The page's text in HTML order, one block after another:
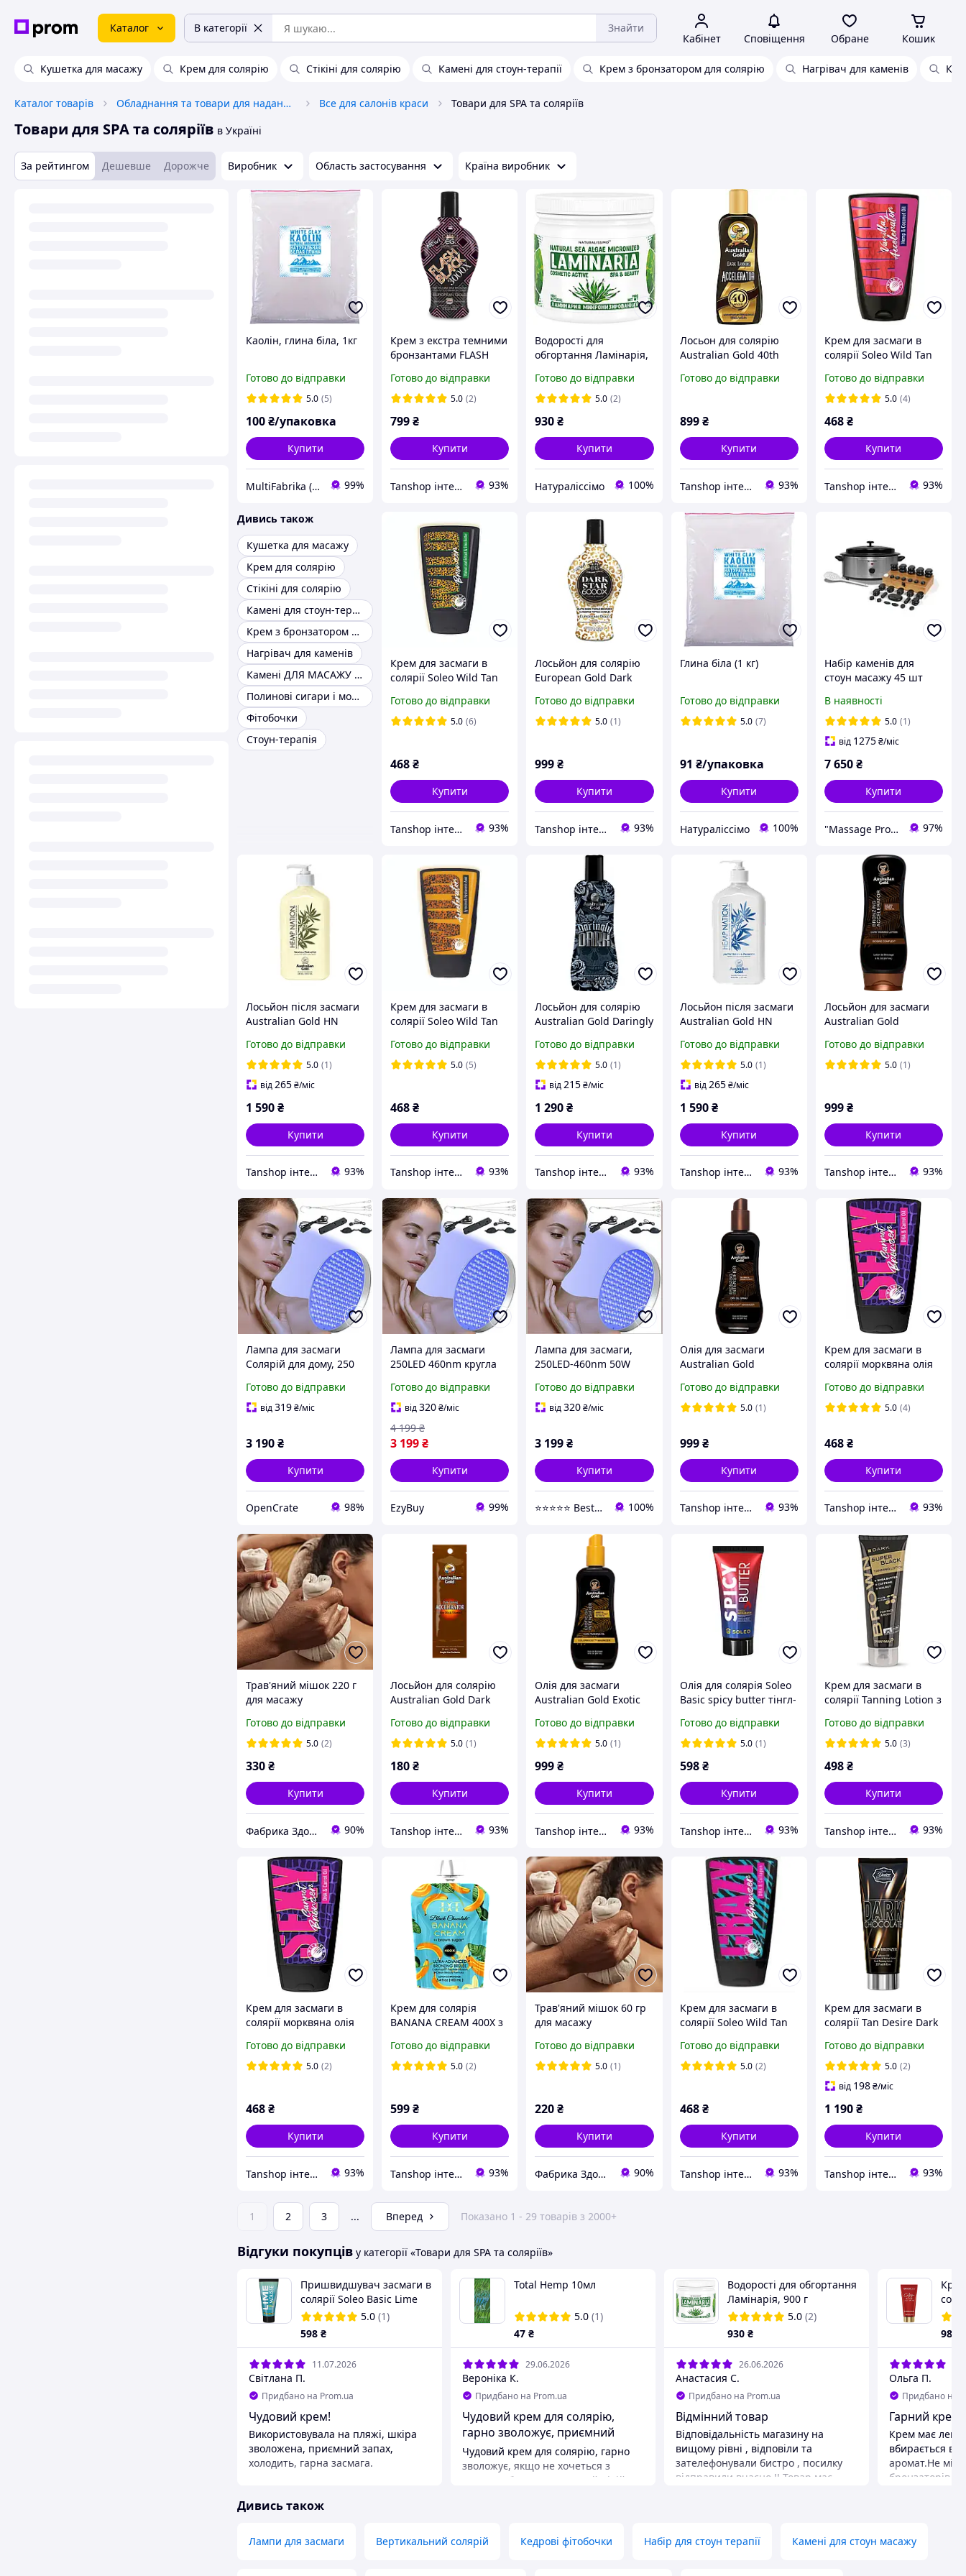
Каталог В категорії Знайти
Кабінет Сповіщення Обране Кошик
Кушетка для масажу Крем для солярію Стікіні для солярію Камені для стоун-терапії Крем з бронзатором для солярію Нагрівач для каменів
Каталог товарів Обладнання та товари для надання послуг Все для салонів краси Товари для SPA та соляріїв
Товари для SPA та соляріїв в Україні
За рейтингом Дешевше Дорожче Виробник Область застосування Країна виробник
Каолін, глина біла, 1кг
Готово до відправки
5.0 (5)
100₴/упаковка
Купити
MultiFabrika (Мультифабрика) 99%
Крем з екстра темними
бронзантами FLASH
темного шоколадного
відтінку, миттєвий
Готово до відправки
5.0 (2)
799₴
Купити
Tanshop інтернет-магазин косметика для солярію, для автозасмаги 93%
Водорості для
обгортання Ламінарія,
Готово до відправки
5.0 (2)
930₴
Купити
Натураліссімо 100%
Лосьон для солярію
Australian Gold 40th
Tanning Accelerator
Готово до відправки
899 ₴
Купити
Tanshop інтернет-магазин косметика для солярію, для автозасмаги 93%
Крем для засмаги в
солярії Soleo Wild Tan
Accelerator 125 мл
Готово до відправки
5.0 (4)
468₴
Купити
Tanshop інтернет-магазин косметика для солярію, для автозасмаги 93%
Дивись також
Кушетка для масажу
Крем для солярію
Стікіні для солярію
Камені для стоун-терапії
Крем з бронзатором для солярію
Нагрівач для каменів
Камені ДЛЯ МАСАЖУ базальтові
Полинові сигари і мокса
Фітобочки
Стоун-терапія
Крем для засмаги в
солярії Soleo Wild Tan
бронзаторами DHA
Готово до відправки
5.0 (6)
468₴
Купити
Tanshop інтернет-магазин косметика для солярію, для автозасмаги 93%
Лосьйон для солярію
European Gold Dark
бронзовою формулою
для глибокої та
Готово до відправки
5.0 (1)
999₴
Купити
Tanshop інтернет-магазин косметика для солярію, для автозасмаги 93%
Глина біла (1 кг)
Готово до відправки
5.0 (7)
91 ₴/упаковка
Купити
Натураліссімо 100%
Набір каменів для
стоун масажу 45 шт
Базальтові масажні
камені з нагрівачем
В наявності
5.0 (1)
від 1275₴/міс
7 650₴
Купити
"Massage Pro": Товари для масажу, краси та здоров'я! 97%
Лосьйон після засмаги
Australian Gold HN
Extender
Готово до відправки
5.0 (1)
від 265₴/міс
1 590₴
Купити
Tanshop інтернет-магазин косметика для солярію, для автозасмаги 93%
Крем для засмаги в
солярії Soleo Wild Tan
ціни
Готово до відправки
5.0 (5)
468₴
Купити
Tanshop інтернет-магазин косметика для солярію, для автозасмаги 93%
Лосьйон для солярію
Australian Gold Daringly
Готово до відправки
5.0 (1)
від215₴/міс
1 290₴
Купити
Tanshop інтернет-магазин косметика для солярію, для автозасмаги 93%
Лосьйон після засмаги
Australian Gold HN
Tan Extender
Готово до відправки
5.0 (1)
від 265 ₴/міс
1 590 ₴
Купити
Tanshop інтернет-магазин косметика для солярію, для автозасмаги 93%
Лосьйон для засмаги
Australian Gold
bronzer, для солярію,
для пляжу
Готово до відправки
5.0 (1)
999₴
Купити
Tanshop інтернет-магазин косметика для солярію, для автозасмаги 93%
Лампа для засмаги
Солярій для дому, 250
Портативна лампа для
засмаги для обличчя та
Готово до відправки
від319₴/міс
3 190₴
Купити
OpenCrate 98%
Лампа для засмаги
250LED 460nm кругла
для обличчя і тіла
складна підставка
гачки
Готово до відправки
від320₴/міс
3 199₴
4 199 ₴
Купити
EzyBuy 99%
Лампа для засмаги,
250LED-460nm 50W
SMD2835 для обличчя і
тіла, сріблястий,
мотузка, окуляри
Готово до відправки
від320₴/міс
3 199₴
Купити
⭐⭐⭐⭐⭐ Best Shop 100%
Олія для засмаги
Australian Gold
oil для пляжу та
солярію
Готово до відправки
5.0 (1)
999 ₴
Купити
Tanshop інтернет-магазин косметика для солярію, для автозасмаги 93%
Крем для засмаги в
солярії морквяна олія
Bronzer+ темний
бронзатор DNA
Готово до відправки
5.0 (4)
468₴
Купити
Tanshop інтернет-магазин косметика для солярію, для автозасмаги 93%
Трав'яний мішок 220 г
для масажу
антицелюлітного
масажу тіла обличчя
Готово до відправки
5.0 (2)
330₴
Купити
Фабрика Здоров'я 90%
Лосьйон для солярію
Australian Gold Dark
Готово до відправки
5.0 (1)
180₴
Купити
Tanshop інтернет-магазин косметика для солярію, для автозасмаги 93%
Олія для засмаги
Australian Gold Exotic
солярію, для пляжу
Готово до відправки
5.0 (1)
999₴
Купити
Tanshop інтернет-магазин косметика для солярію, для автозасмаги 93%
Олія для солярія Soleo
Basic spicy butter тінгл-
Готово до відправки
5.0 (1)
598 ₴
Купити
Tanshop інтернет-магазин косметика для солярію, для автозасмаги 93%
Крем для засмаги в
солярії Tanning Lotion з
тирозином і алое вера
Готово до відправки
5.0 (3)
498₴
Купити
Tanshop інтернет-магазин косметика для солярію, для автозасмаги 93%
Крем для засмаги в
солярії морквяна олія
Bronzer+ темний
бронзатор DNA
Готово до відправки
5.0 (2)
468₴
Купити
Tanshop інтернет-магазин косметика для солярію, для автозасмаги 93%
Крем для солярія
BANANA CREAM 400X з
бронзантами Double
Dark Black Chocolate
Готово до відправки
5.0 (2)
599₴
Купити
Tanshop інтернет-магазин косметика для солярію, для автозасмаги 93%
Трав'яний мішок 60 гр
для масажу
антицелюлітного
масажу тіла обличчя
Готово до відправки
5.0 (1)
220₴
Купити
Фабрика Здоров'я 90%
Крем для засмаги в
солярії Soleo Wild Tan
антивіковим ефектом і
бронзаторами DHA
Готово до відправки
5.0 (2)
468 ₴
Купити
Tanshop інтернет-магазин косметика для солярію, для автозасмаги 93%
Крем для засмаги в
солярії Tan Desire Dark
темного шоколаду і
грецьким горіхом
Готово до відправки
5.0 (2)
від 198₴/міс
1 190₴
Купити
Tanshop інтернет-магазин косметика для солярію, для автозасмаги 93%
1 2 3 ... Вперед Показано 1 - 29 товарів з 2000+
Відгуки покупців у категорії «Товари для SPA та соляріїв»
Пришвидшувач засмаги в
солярії Soleo Basic Lime
Mousse з тирозином і
екстрактом зеленого чаю
5.0 (1)
598 ₴
11.07.2026
Світлана П.
Придбано на Prom.ua
Чудовий крем!
Використовувала на пляжі, шкіра
зволожена, приємний запах,
холодить, гарна засмага.
солярії та і на пляжі для
Недоліки
Total Hemp 10мл
5.0 (1)
47 ₴
29.06.2026
Вероніка К.
Придбано на Prom.ua
Чудовий крем для солярію,
гарно зволожує, приємний
аромат
Чудовий крем для солярію, гарно
зволожує, якщо не хочеться з
сильним бронзатором, цей підійде
Не знайшла
Водорості для обгортання
Ламінарія, 900 г
5.0 (2)
930 ₴
26.06.2026
Анастасия С.
Придбано на Prom.ua
Відмінний товар
Відповідальність магазину на
вищому рівні , відповіли та
зателефонували бистро , посилку
відправили вчасно !! Товар має
in
з
988
Ольга П.
Придбано на
Гарний крем
Крем має легку
вбирається в
аромат.Не
бронзаторів
Дивись також
Лампи для засмаги Вертикальний солярій Кедрові фітобочки Набір для стоун терапії Камені для стоун масажу